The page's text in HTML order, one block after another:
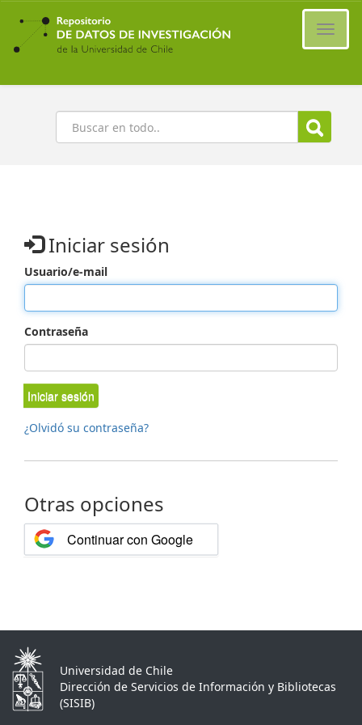
Ir
contenido
principal
Buscar
Iniciar sesión
Usuario/e-mail
Contraseña
Iniciar sesión
¿Olvidó su contraseña?
Otras opciones
Continuar con Google
Universidad de Chile
Dirección de Servicios de Información y Bibliotecas
(SISIB)